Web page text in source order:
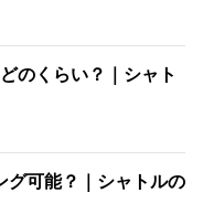
のくらい？｜シャト
グ可能？｜シャトルの